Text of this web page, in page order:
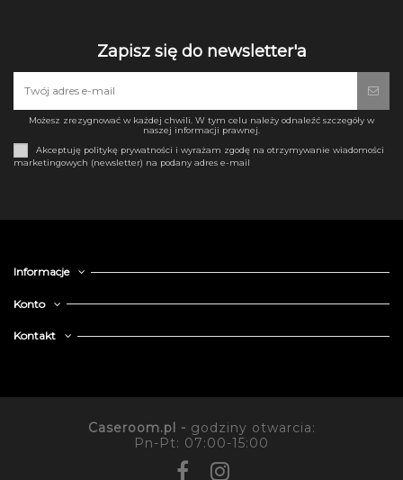
Zapisz się do newsletter'a
Możesz zrezygnować w każdej chwili. W tym celu należy odnaleźć szczegóły w
naszej informacji prawnej.
Akceptuję politykę prywatności i wyrażam zgodę na otrzymywanie wiadomości
marketingowych (newsletter) na podany adres e-mail
Informacje
Konto
Kontakt
Caseroom.pl - godziny otwarcia:
Pn-Pt: 07:00-15:00